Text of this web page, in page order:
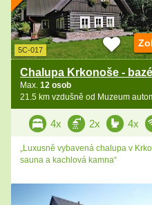
5C-017
Max. 12 osob
21.5 km vzdušně od Muzeum
4x 2x 4x
„Luxusně vybavená chalupa v
sauna a kachlová kamna“